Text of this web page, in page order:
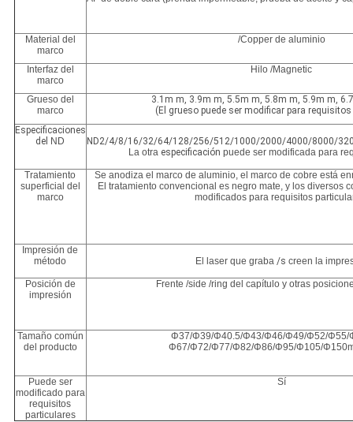
Material del
marco
/Copper de aluminio
Interfaz del
marco
Hilo /Magnetic
Grueso del
marco
3.1m m, 3.9m m, 5.5m m, 5.8m m, 5.9m m,
(El grueso puede ser modificar para
Especificaciones
del ND
ND2/4/8/16/32/64/128/256/512/1000/2000/4000/8000/
La otraespecificación puede ser modificada para
Tratamiento
superficial del
marco
Se anodiza el marco de aluminio, el marco de cobre está
El tratamiento convencional es negro mate, y los diversos
modificados para requisitos
Impresión de
método
El laser que graba/s creen la
Posición de
impresión
Frente /side /ring del capítulo y otras
Tamaño común
del producto
Φ37/Φ39/Φ40.5/Φ43/Φ46/Φ49/Φ52/Φ55/
Φ67/Φ72/Φ77/Φ82/Φ86/Φ95/Φ105/
Puede ser
modificado para
requisitos
particulares
Sí